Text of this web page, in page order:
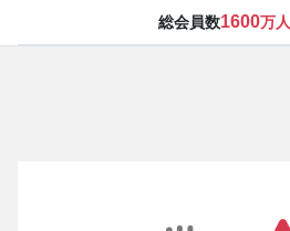
総会員数1600万人